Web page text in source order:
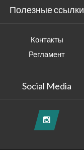
Полезные ссылки
Контакты
Регламент
Social Media